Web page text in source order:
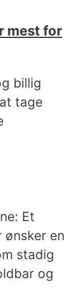
mest for
billig
tage
Et
en
stadig
og